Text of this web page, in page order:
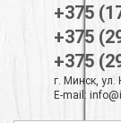
+375
+375
+375
г. Минск, ул.
E-mail: